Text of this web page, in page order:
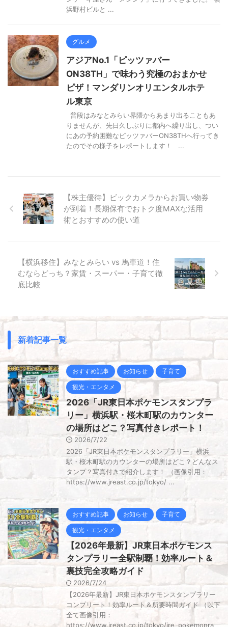
浜野村ビルと ...
グルメ
アジアNo.1「ピッツァバー
ON38TH」で味わう究極のおまかせ
ピザ！マンダリンオリエンタルホテ
ル東京
普段はみなとみらい界隈からあまり出ることもあ
りませんが、先日久しぶりに都内へ繰り出し、つい
にあの予約困難なピッツァバーON38THへ行ってき
たのでその様子をレポートします！ ...
【株主優待】ビックカメラからお買い物券
が到着！長期保有でおトク度MAXな活用
術とおすすめの使い道
【横浜移住】みなとみらい vs 馬車道！住
むならどっち？家賃・スーパー・子育て徹
底比較
新着記事一覧
おすすめ記事 お知らせ 子育て
観光・エンタメ
2026「JR東日本ポケモンスタンプラ
リー」横浜駅・桜木町駅のカウンター
の場所はどこ？写真付きレポート！
2026/7/22
2026「JR東日本ポケモンスタンプラリー」横浜
駅・桜木町駅のカウンターの場所はどこ？どんなス
タンプ？写真付きで紹介します！ （画像引用：
https://www.jreast.co.jp/tokyo/ ...
おすすめ記事 お知らせ 子育て
観光・エンタメ
【2026年最新】JR東日本ポケモンス
タンプラリー全駅制覇！効率ルート＆
裏技完全攻略ガイド
2026/7/24
【2026年最新】JR東日本ポケモンスタンプラリー
コンプリート！効率ルート＆所要時間ガイド （以下
全て画像引用：
https://www.jreast.co.jp/tokyo/jre_pokemonra